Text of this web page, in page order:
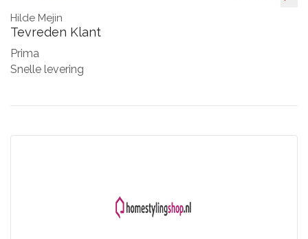
Hilde Mejin
Tevreden Klant
Prima
Snelle levering